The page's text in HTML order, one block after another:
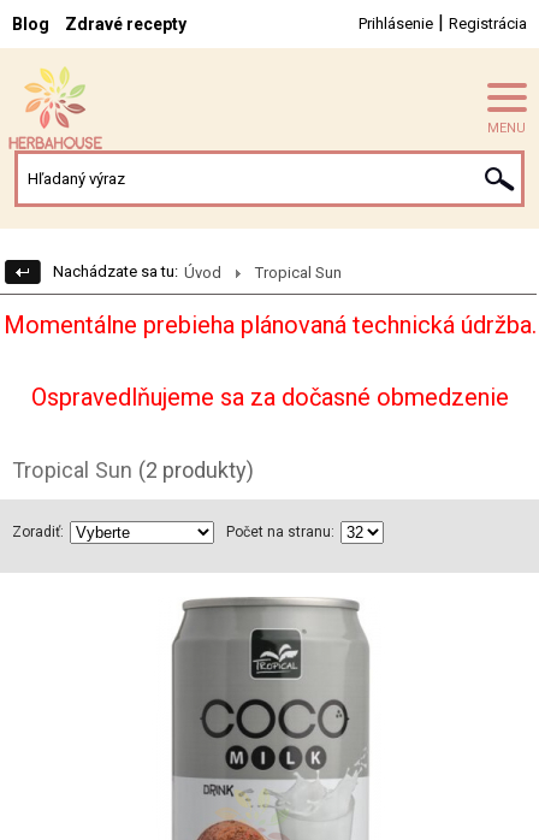
Blog Zdravé recepty Prihlásenie | Registrácia
MENU
Nachádzate sa tu: Úvod Tropical Sun
Momentálne prebieha plánovaná technická údržba.
Ospravedlňujeme sa za dočasné obmedzenie
Tropical Sun (2 produkty)
Zoradiť: Počet na stranu: